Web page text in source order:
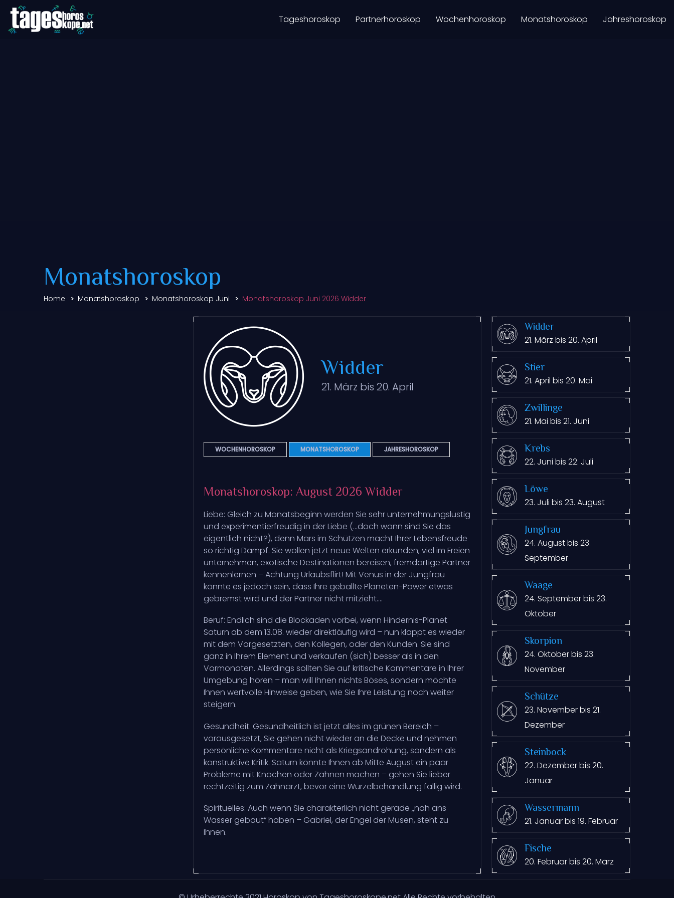
Tageshoroskop Partnerhoroskop Wochenhoroskop Monatshoroskop Jahreshoroskop
Monatshoroskop
Home Monatshoroskop Monatshoroskop Juni Monatshoroskop Juni 2026 Widder
Widder
21. März bis 20. April
WOCHENHOROSKOP MONATSHOROSKOP JAHRESHOROSKOP
Monatshoroskop: August 2026 Widder
Liebe: Gleich zu Monatsbeginn werden Sie sehr unternehmungslustig
und experimentierfreudig in der Liebe (…doch wann sind Sie das
eigentlich nicht?), denn Mars im Schützen macht Ihrer Lebensfreude
so richtig Dampf. Sie wollen jetzt neue Welten erkunden, viel im Freien
unternehmen, exotische Destinationen bereisen, fremdartige Partner
kennenlernen – Achtung Urlaubsflirt! Mit Venus in der Jungfrau
könnte es jedoch sein, dass Ihre geballte Planeten-Power etwas
gebremst wird und der Partner nicht mitzieht....
Beruf: Endlich sind die Blockaden vorbei, wenn Hindernis-Planet
Saturn ab dem 13.08. wieder direktläufig wird – nun klappt es wieder
mit dem Vorgesetzten, den Kollegen, oder den Kunden. Sie sind
ganz in Ihrem Element und verkaufen (sich) besser als in den
Vormonaten. Allerdings sollten Sie auf kritische Kommentare in Ihrer
Umgebung hören – man will Ihnen nichts Böses, sondern möchte
Ihnen wertvolle Hinweise geben, wie Sie Ihre Leistung noch weiter
steigern.
Gesundheit: Gesundheitlich ist jetzt alles im grünen Bereich –
vorausgesetzt, Sie gehen nicht wieder an die Decke und nehmen
persönliche Kommentare nicht als Kriegsandrohung, sondern als
konstruktive Kritik. Saturn könnte Ihnen ab Mitte August ein paar
Probleme mit Knochen oder Zähnen machen – gehen Sie lieber
rechtzeitig zum Zahnarzt, bevor eine Wurzelbehandlung fällig wird.
Spirituelles: Auch wenn Sie charakterlich nicht gerade „nah ans
Wasser gebaut“ haben – Gabriel, der Engel der Musen, steht zu
Ihnen.
Widder
21. März bis 20. April
Stier
21. April bis 20. Mai
Zwillinge
21. Mai bis 21. Juni
Krebs
22. Juni bis 22. Juli
Löwe
23. Juli bis 23. August
Jungfrau
24. August bis 23.
September
Waage
24. September bis 23.
Oktober
Skorpion
24. Oktober bis 23.
November
Schütze
23. November bis 21.
Dezember
Steinbock
22. Dezember bis 20.
Januar
Wassermann
21. Januar bis 19. Februar
Fische
20. Februar bis 20. März